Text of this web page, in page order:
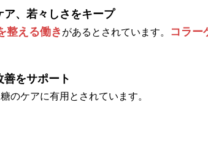
ア、若々しさをキープ
整える働き があるとされています。 コラー
善をサポート
のケアに有用とされています。